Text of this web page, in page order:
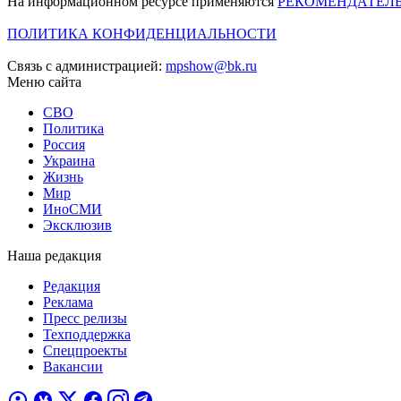
ПОЛИТИКА КОНФИДЕНЦИАЛЬНОСТИ
Связь с администрацией: mpshow@bk.ru
Меню сайта
СВО
Политика
Россия
Украина
Жизнь
Мир
ИноСМИ
Эксклюзив
Наша редакция
Редакция
Реклама
Пресс релизы
Техподдержка
Спецпроекты
Вакансии